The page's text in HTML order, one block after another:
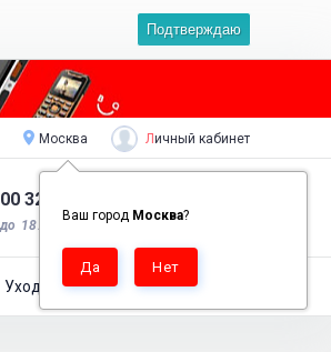
Подтверждаю
Москва
Ваш город Москва?
Личный кабинет
32 90
18:00*.
0 Корзина пуста
Уход за одеждой